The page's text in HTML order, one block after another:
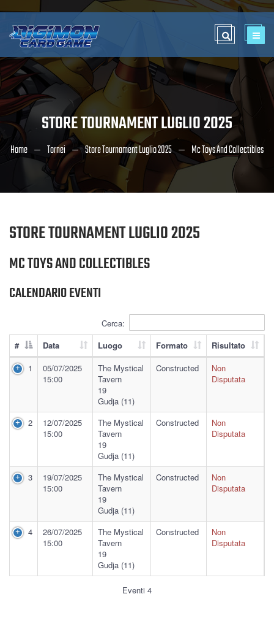
STORE TOURNAMENT LUGLIO 2025
Home Tornei Store Tournament Luglio 2025 Mc Toys And Collectibles
STORE TOURNAMENT LUGLIO 2025
MC TOYS AND COLLECTIBLES
CALENDARIO EVENTI
Cerca:
#
Data Luogo Formato
Risultato
1
05/07/2025
15:00
The Mystical
Tavern
19
Gudja (11)
Constructed
Non
Disputata
2
12/07/2025
15:00
The Mystical
Tavern
19
Gudja (11)
Constructed
Non
Disputata
3
19/07/2025
15:00
The Mystical
Tavern
19
Gudja (11)
Constructed
Non
Disputata
4
26/07/2025
15:00
The Mystical
Tavern
19
Gudja (11)
Constructed
Non
Disputata
Eventi 4